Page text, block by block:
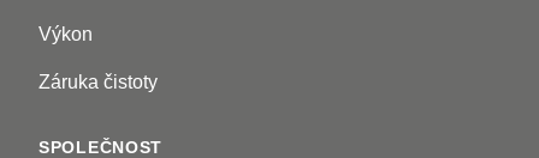
Výkon
Záruka čistoty
SPOLEČNOST